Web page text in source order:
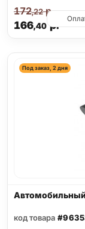
166,40р.
172,22р.
Под заказ, 2 дня
Автомобильный
код товара